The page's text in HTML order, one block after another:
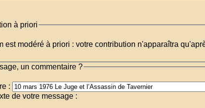
à priori
est modéré à priori : votre contribution n'apparaîtra
un commentaire ?
:
de votre message :